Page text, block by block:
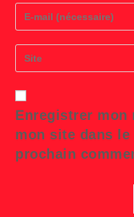
or
username
to
comment
Enter
your
address
comment
Saisir
l’URL
votre
site
(facultatif)
Enregistrer mon
mon site dans
prochain